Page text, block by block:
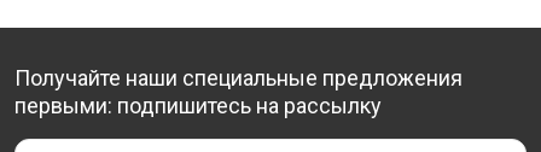
Получайте наши специальные предложения
первыми: подпишитесь на рассылку